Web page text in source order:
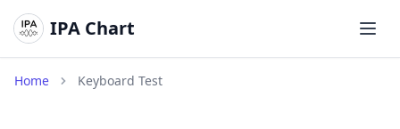
IPA Chart Mở
Home Keyboard Test